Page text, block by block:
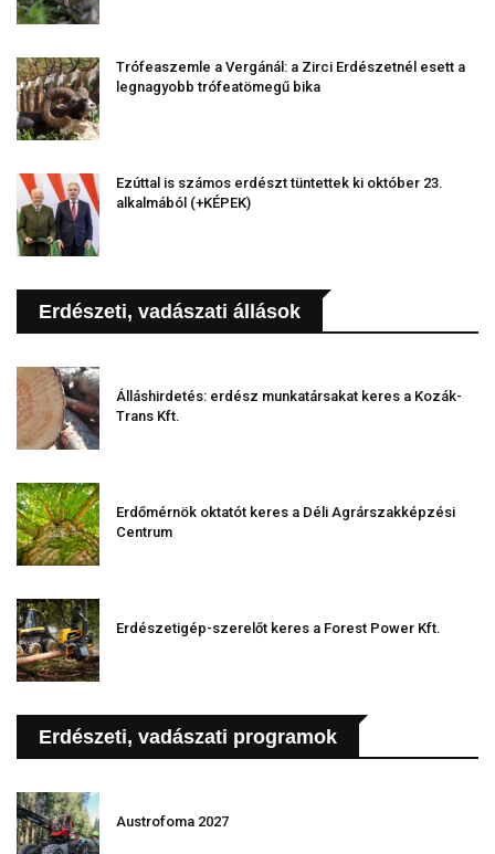
Trófeaszemle a Vergánál: a Zirci Erdészetnél esett a
legnagyobb trófeatömegű bika
Ezúttal is számos erdészt tüntettek ki október 23.
alkalmából (+KÉPEK)
Erdészeti, vadászati állások
Álláshirdetés: erdész munkatársakat keres a Kozák-
Trans Kft.
Erdőmérnök oktatót keres a Déli Agrárszakképzési
Centrum
Erdészetigép-szerelőt keres a Forest Power Kft.
Erdészeti, vadászati programok
Austrofoma 2027